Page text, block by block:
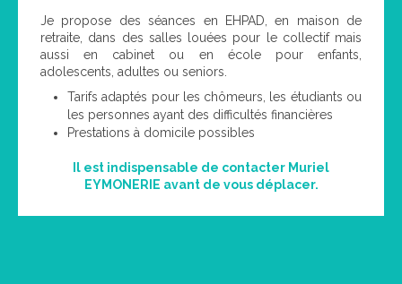
Je propose des séances en EHPAD, en maison de
retraite, dans des salles louées pour le collectif mais
aussi en cabinet ou en école pour enfants,
adolescents, adultes ou seniors.
Tarifs adaptés pour les chômeurs, les étudiants ou
les personnes ayant des difficultés financières
Prestations à domicile possibles
Il est indispensable de contacter Muriel
EYMONERIE avant de vous déplacer.